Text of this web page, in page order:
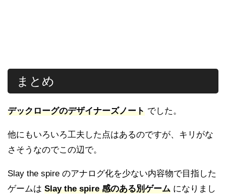
まとめ
デックローグのデザイナーズノート でした。
他にもいろいろ工夫した点はあるのですが、キリがな
さそうなのでこの辺で。
Slay the spire のアナログ化を少ない内容物で目指した
ゲームは Slay the spire 感のある別ゲーム になりまし